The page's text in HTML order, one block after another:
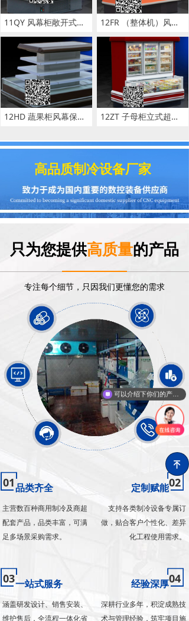
11QY 风幕柜敞开式风幕柜 水果保鲜柜饮料冰棍展览柜 12FR （整体机）风幕柜商用冰箱水果冷藏柜冷藏展示柜保鲜柜批发
12HD 蔬果柜风幕保鲜柜 商用一体机保鲜柜冷藏蔬果展示保鲜柜批发 12ZT 子母柜立式超市子母柜 双温大型冷藏冷冻柜食品保鲜展示柜
高品质制冷设备厂家
只为您提供高质量的产品
专注每个细节，只因我们更懂您的需求
01品类齐全
主营数百种商用制冷及商超
配套产品，品类丰富，可满
足多场景采购需求。
02
定制赋能
支持各类制冷设备专属订
做，贴合客户个性化、差异
化工程使用需求。
03一站式服务
涵盖研发设计、销售安装、
维护售后，全流程一体化省
04
经验深厚
深耕行业多年，积淀成熟技
术与管理经验，筑牢项目施
녠
可以介绍下你们的产品么